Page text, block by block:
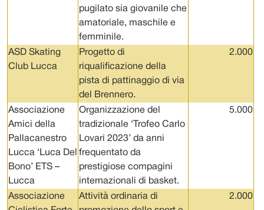
pugilato sia giovanile che
amatoriale, maschile e
femminile.
ASD Skating
Club Lucca
Progetto di
riqualificazione della
pista di pattinaggio di via
del Brennero.
2.000
Associazione
Amici della
Pallacanestro
Lucca ‘Luca Del
Bono’ ETS –
Lucca
Organizzazione del
tradizionale ‘Trofeo Carlo
Lovari 2023’ da anni
frequentato da
prestigiose compagini
internazionali di basket.
5.000
Associazione
Attività ordinaria di
2.000